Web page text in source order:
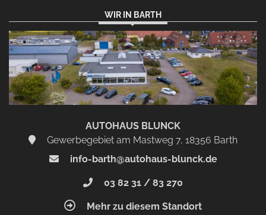
erforderlich.
Zustimmen
und
aktivieren
WIR IN BARTH
AUTOHAUS BLUNCK
Gewerbegebiet am Mastweg 7, 18356 Barth
info-barth@autohaus-blunck.de
03 82 31 / 83 270
Mehr zu diesem Standort